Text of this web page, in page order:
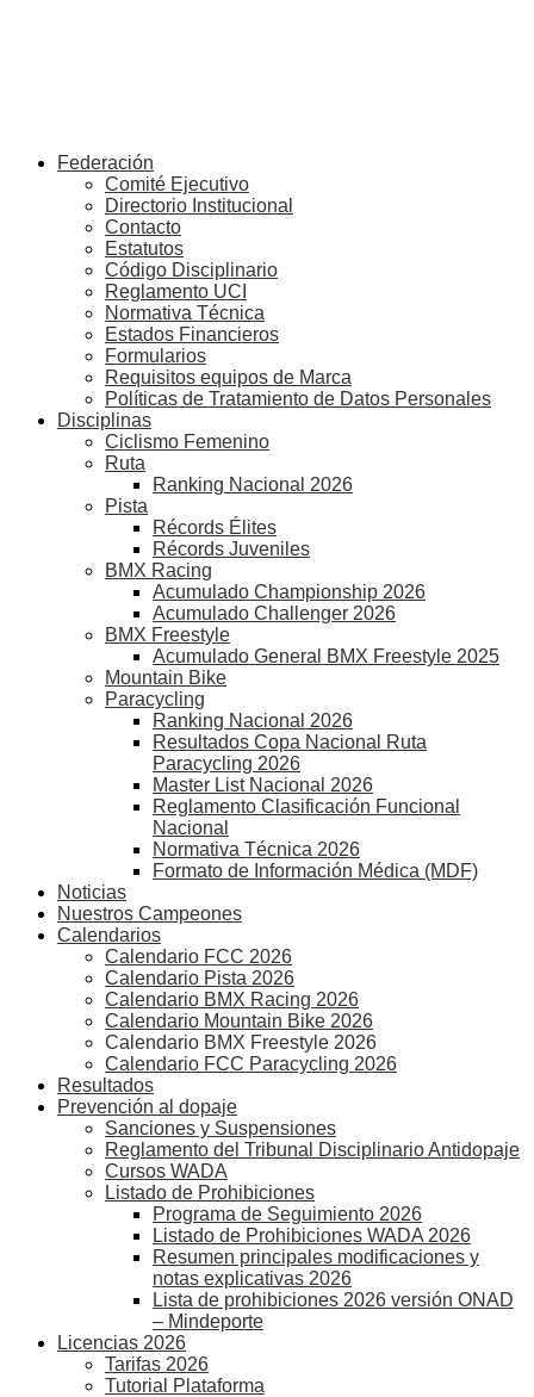
Federación
Comité Ejecutivo
Directorio Institucional
Contacto
Estatutos
Código Disciplinario
Reglamento UCI
Normativa Técnica
Estados Financieros
Formularios
Requisitos equipos de Marca
Políticas de Tratamiento de Datos Personales
Disciplinas
Ciclismo Femenino
Ruta
Ranking Nacional 2026
Pista
Récords Élites
Récords Juveniles
BMX Racing
Acumulado Championship 2026
Acumulado Challenger 2026
BMX Freestyle
Acumulado General BMX Freestyle 2025
Mountain Bike
Paracycling
Ranking Nacional 2026
Resultados Copa Nacional Ruta
Paracycling 2026
Master List Nacional 2026
Reglamento Clasificación Funcional
Nacional
Normativa Técnica 2026
Formato de Información Médica (MDF)
Noticias
Nuestros Campeones
Calendarios
Calendario FCC 2026
Calendario Pista 2026
Calendario BMX Racing 2026
Calendario Mountain Bike 2026
Calendario BMX Freestyle 2026
Calendario FCC Paracycling 2026
Resultados
Prevención al dopaje
Sanciones y Suspensiones
Reglamento del Tribunal Disciplinario Antidopaje
Cursos WADA
Listado de Prohibiciones
Programa de Seguimiento 2026
Listado de Prohibiciones WADA 2026
Resumen principales modificaciones y
notas explicativas 2026
Lista de prohibiciones 2026 versión ONAD
– Mindeporte
Licencias 2026
Tarifas 2026
Tutorial Plataforma